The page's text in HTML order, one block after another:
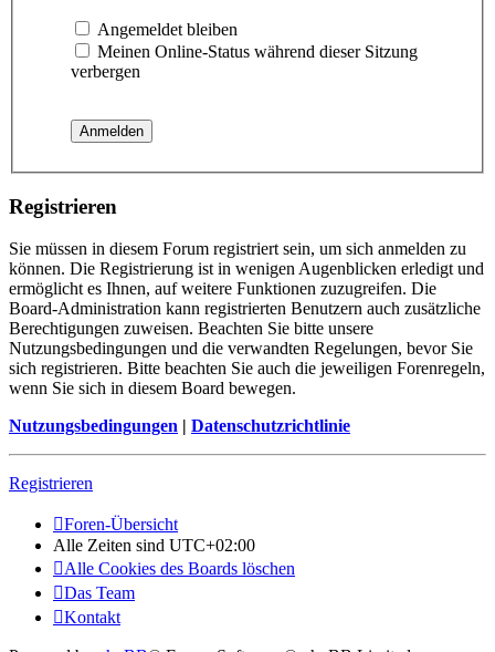
Angemeldet bleiben
Meinen Online-Status während dieser Sitzung
verbergen
Registrieren
Sie müssen in diesem Forum registriert sein, um sich anmelden zu
können. Die Registrierung ist in wenigen Augenblicken erledigt und
ermöglicht es Ihnen, auf weitere Funktionen zuzugreifen. Die
Board-Administration kann registrierten Benutzern auch zusätzliche
Berechtigungen zuweisen. Beachten Sie bitte unsere
Nutzungsbedingungen und die verwandten Regelungen, bevor Sie
sich registrieren. Bitte beachten Sie auch die jeweiligen Forenregeln,
wenn Sie sich in diesem Board bewegen.
Nutzungsbedingungen | Datenschutzrichtlinie
Registrieren
Foren-Übersicht
Alle Zeiten sind UTC+02:00
Alle Cookies des Boards löschen
Das Team
Kontakt